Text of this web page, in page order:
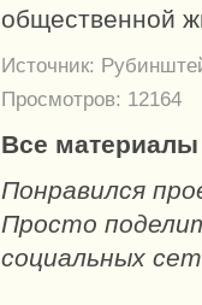
общественной
Источник:
Просмотров: 12164
Все материалы
Понравился
Просто
социальных